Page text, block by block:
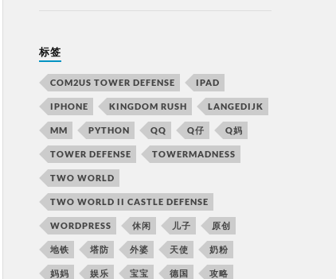
标签
COM2US TOWER DEFENSE IPAD
IPHONE KINGDOM RUSH LANGEDIJK
MM PYTHON QQ Q仔 Q妈
TOWER DEFENSE TOWERMADNESS
TWO WORLD
TWO WORLD II CASTLE DEFENSE
WORDPRESS 休闲 儿子 原创
地铁 塔防 外婆 天使 奶粉
妈妈 娱乐 宝宝 德国 攻略